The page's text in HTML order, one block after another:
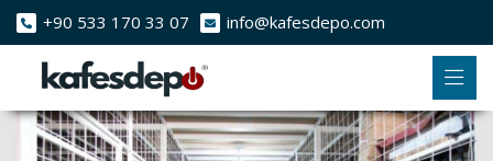
+90 533 170 33 07 info@kafesdepo.com